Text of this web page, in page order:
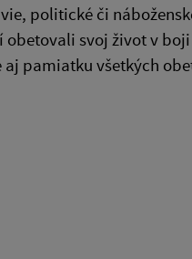
politické či
svoj život v
pamiatku všetkých